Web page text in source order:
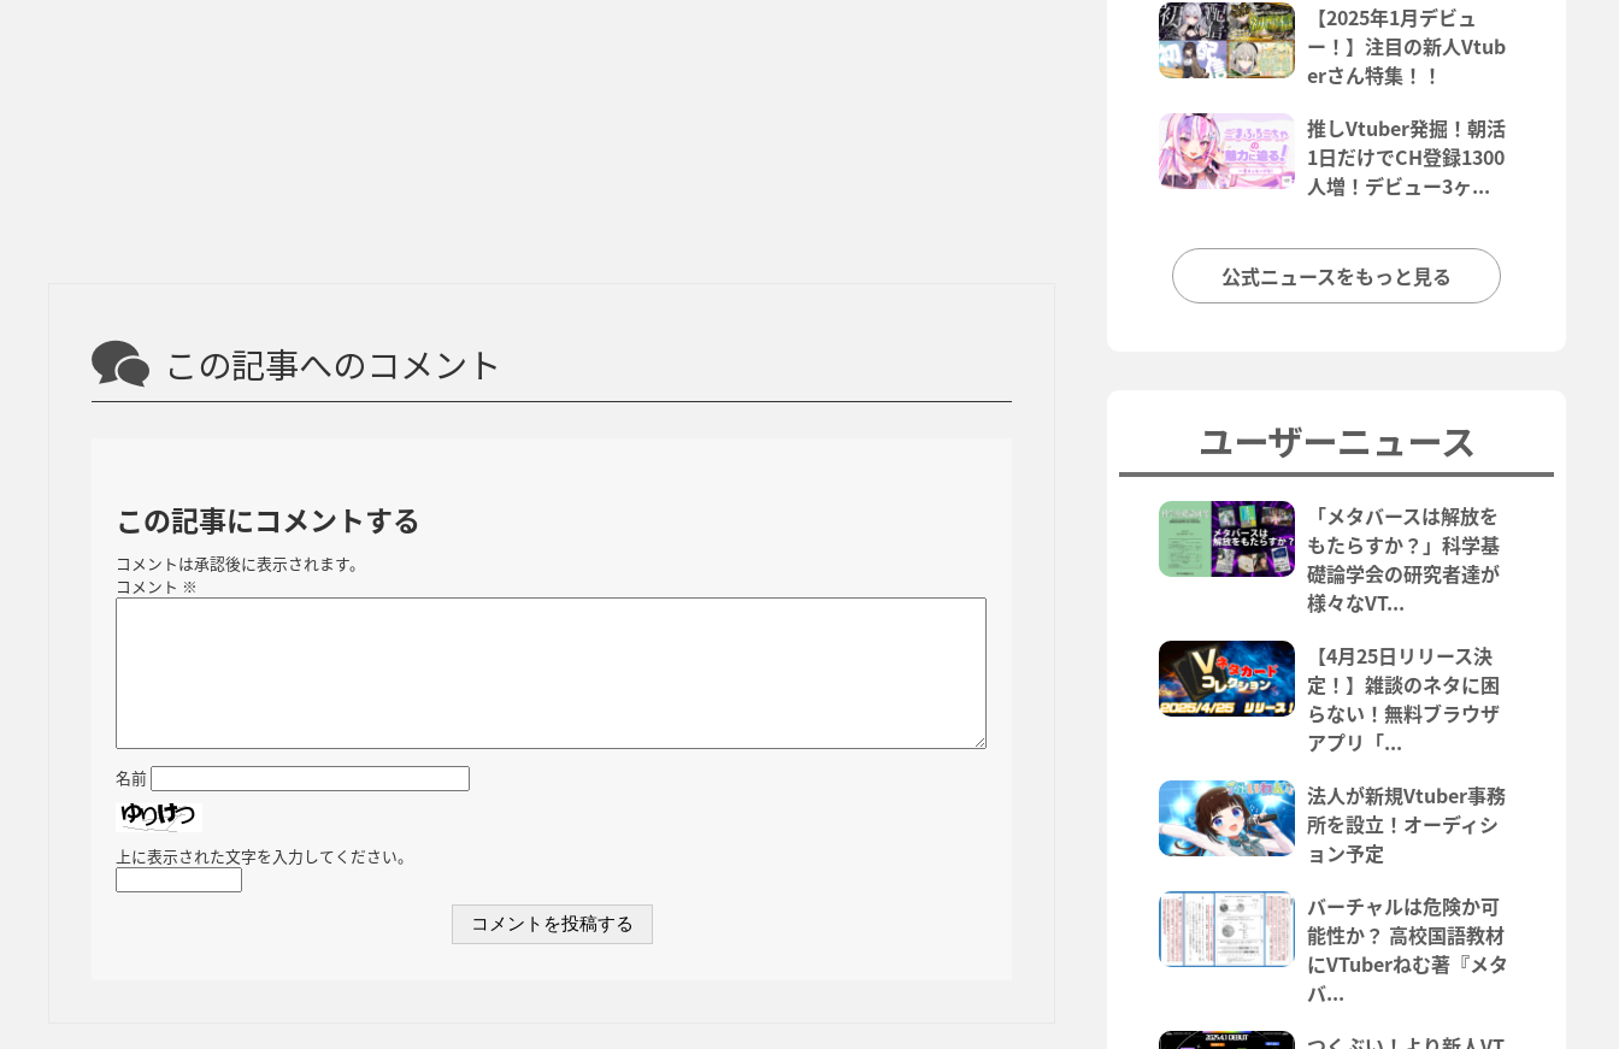
この記事へのコメント
この記事にコメントする
コメントは承認後に表示されます。
コメント ※
名前
上に表示された文字を入力してください。
【2025年1月デビュ
ー！】注目の新人Vtub
erさん特集！！
推しVtuber発掘！朝活
1日だけでCH登録1300
人増！デビュー3ヶ...
公式ニュースをもっと見る
ユーザーニュース
「メタバースは解放を
もたらすか？」科学基
礎論学会の研究者達が
様々なVT...
【4月25日リリース決
定！】雑談のネタに困
らない！無料ブラウザ
アプリ「...
法人が新規Vtuber事務
所を設立！オーディシ
ョン予定
バーチャルは危険か可
能性か？ 高校国語教材
にVTuberねむ著『メタ
バ...